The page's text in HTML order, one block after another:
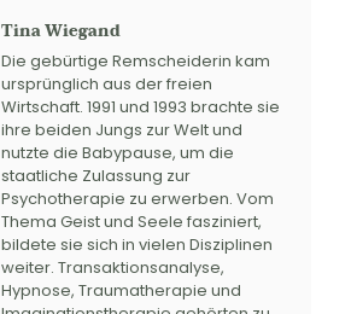
Tina Wiegand
Die gebürtige Remscheiderin kam
ursprünglich aus der freien
Wirtschaft. 1991 und 1993 brachte sie
ihre beiden Jungs zur Welt und
nutzte die Babypause, um die
staatliche Zulassung zur
Psychotherapie zu erwerben. Vom
Thema Geist und Seele fasziniert,
bildete sie sich in vielen Disziplinen
weiter. Transaktionsanalyse,
Hypnose, Traumatherapie und